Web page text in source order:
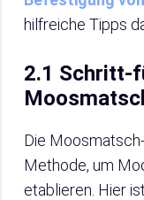
hilfreiche Tipps
2.1 Schritt-
Die
Methode, um
etablieren. Hier